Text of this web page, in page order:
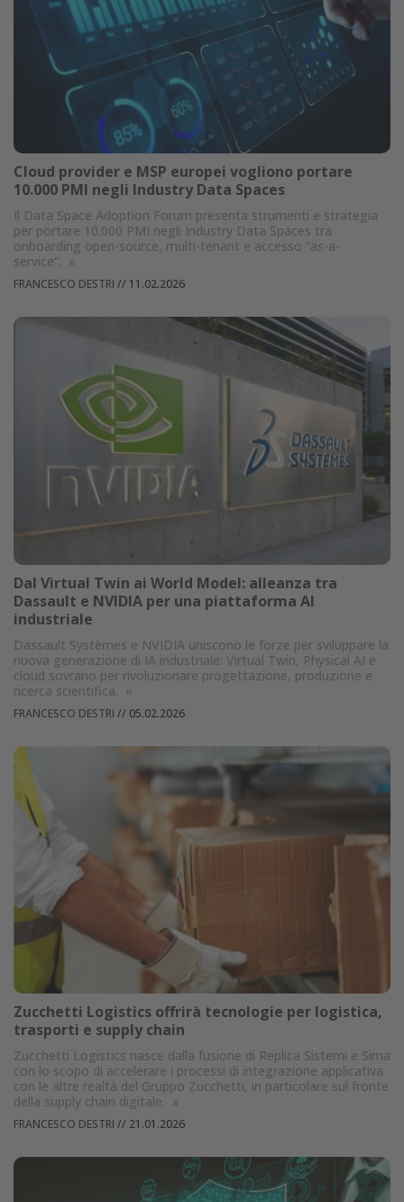
Cloud provider e MSP europei vogliono portare
10.000 PMI negli Industry Data Spaces
Il Data Space Adoption Forum presenta strumenti e strategia
per portare 10.000 PMI negli Industry Data Spaces tra
onboarding open-source, multi-tenant e accesso “as-a-
service”. »
FRANCESCO DESTRI // 11.02.2026
Dal Virtual Twin ai World Model: alleanza tra
Dassault e NVIDIA per una piattaforma AI
industriale
Dassault Systèmes e NVIDIA uniscono le forze per sviluppare la
nuova generazione di IA industriale: Virtual Twin, Physical AI e
cloud sovrano per rivoluzionare progettazione, produzione e
ricerca scientifica. »
FRANCESCO DESTRI // 05.02.2026
Zucchetti Logistics offrirà tecnologie per logistica,
trasporti e supply chain
Zucchetti Logistics nasce dalla fusione di Replica Sistemi e Sima
con lo scopo di accelerare i processi di integrazione applicativa
con le altre realtà del Gruppo Zucchetti, in particolare sul fronte
della supply chain digitale. »
FRANCESCO DESTRI // 21.01.2026